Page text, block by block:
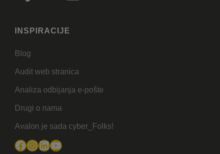
INSPIRACIJE
Blog
Audit web stranica
Analiza odbijanja e-pošte
Drugi o nama
Avalon je sada cyber_Folks!
Facebook
Instagram
LinkedIn
YouTube